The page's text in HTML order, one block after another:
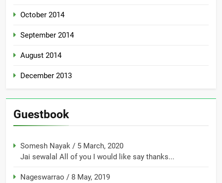
October 2014
September 2014
August 2014
December 2013
Guestbook
Somesh Nayak / 5 March, 2020
Jai sewalal All of you I would like say thanks...
Nageswarrao / 8 May, 2019